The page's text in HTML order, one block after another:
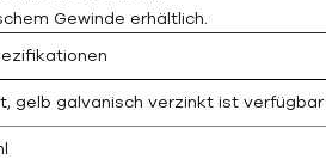
Gewinde erhältlich.
gelb galvanisch verzinkt ist verfügbar